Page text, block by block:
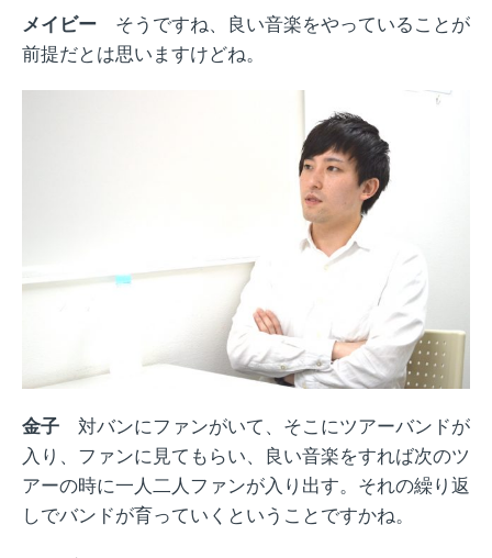
メイビー そうですね、良い音楽をやっていることが
前提だとは思いますけどね。
金子 対バンにファンがいて、そこにツアーバンドが
入り、ファンに見てもらい、良い音楽をすれば次のツ
アーの時に一人二人ファンが入り出す。それの繰り返
しでバンドが育っていくということですかね。